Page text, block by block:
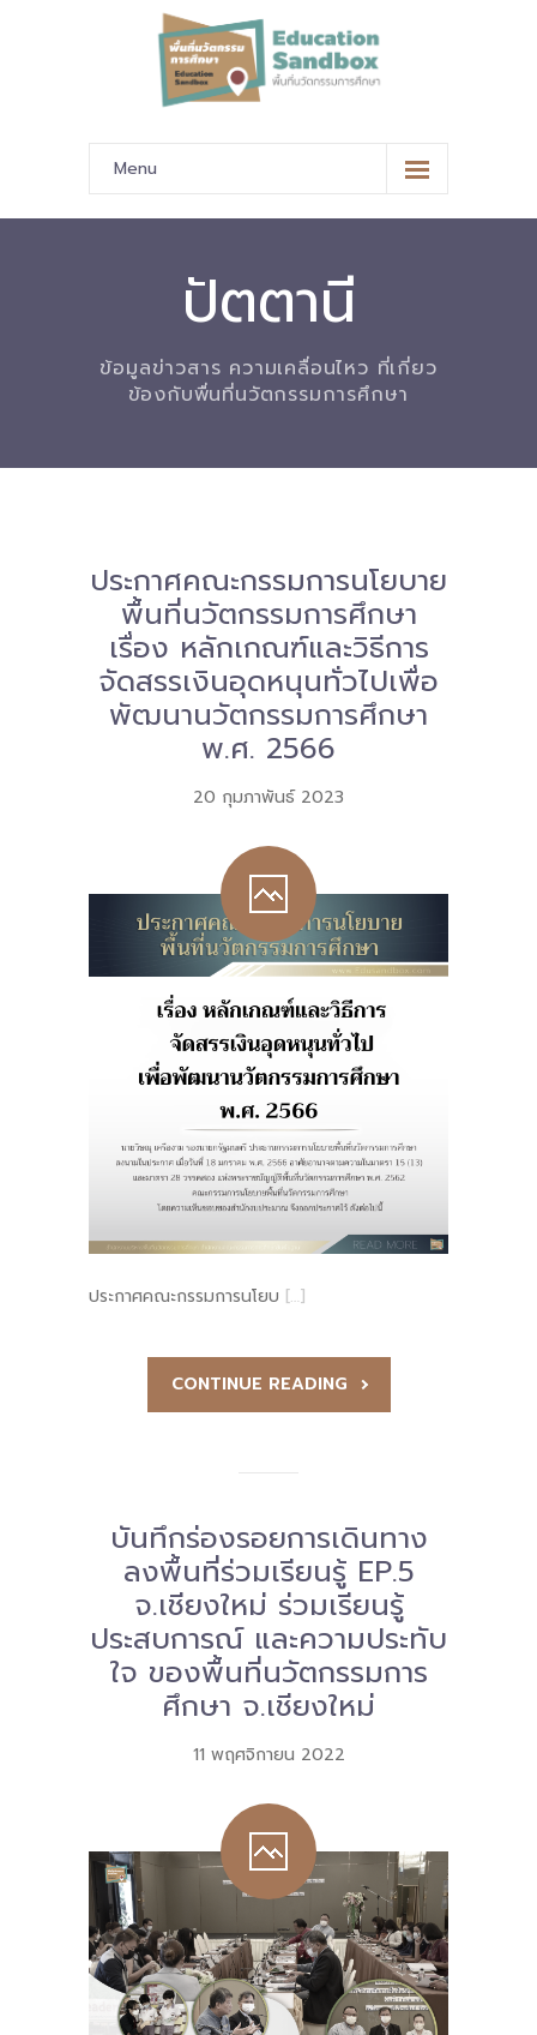
Menu
หน้าหลัก
-- มาตรฐานข้อมูลและมาตรฐานการแลกเปลี่ยนข้อมูล
-- สถานศึกษานำร่อง
-- วีดิทัศน์นำเสนอสถานศึกษานำร่อง
Download
-- หนังสือและเอกสาร
-- กฎหมาย
---- เจตนารมณ์ของ พ.ร.บ.
ศึกษา พ.ศ. 252 พ.ศ. 2569
---- รายงานการประเมินผลสัมฤทธิ์ พ.ร.บ.พื้นที่นวัตกรรม
การศึกษา พ.ศ. 2562
---- รับฟังความคิดเห็นร่าง พ.ร.ฎ. ฯ
---- รายงานการวิเคราะห์ผลกระทบที่อาจเกิดขึ้นจากกฎ
-- รายงานคณะผู้ประเมินอิสระ
---- รอบประเมิน (พ.ศ. 2562-2564)
-- รายงานประจำปี
---- ปีการศึกษา 2564
---- ปีการศึกษา 2565
---- ปีการศึกษา 2567
-- รู้จัก พื้นที่นวัตกรรมการศึกษา
-- คณะกรรมการนโยบายพื้นที่นวัตกรรมการศึกษา
-- คณะอนุกรรมการ 6 คณะ
-- ทีมงาน สบน.
ปัตตานี
ข้อมูลข่าวสาร ความเคลื่อนไหว ที่เกี่ยว
ข้องกับพื่นที่นวัตกรรมการศึกษา
ประกาศคณะกรรมการนโยบาย
พื้นที่นวัตกรรมการศึกษา
เรื่อง หลักเกณฑ์และวิธีการ
จัดสรรเงินอุดหนุนทั่วไปเพื่อ
พัฒนานวัตกรรมการศึกษา
พ.ศ. 2566
20 กุมภาพันธ์ 2023
ประกาศคณะกรรมการนโยบ […]
CONTINUE READING
บันทึกร่องรอยการเดินทาง
ลงพื้นที่ร่วมเรียนรู้ EP.5
จ.เชียงใหม่ ร่วมเรียนรู้
ประสบการณ์ และความประทับ
ใจ ของพื้นที่นวัตกรรมการ
ศึกษา จ.เชียงใหม่
11 พฤศจิกายน 2022